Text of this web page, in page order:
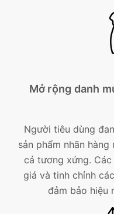
Mở rộng danh
Người tiêu dùng
sản phẩm nhãn
cả tương xứng.
giá và tinh chỉnh
đảm bảo hiệu